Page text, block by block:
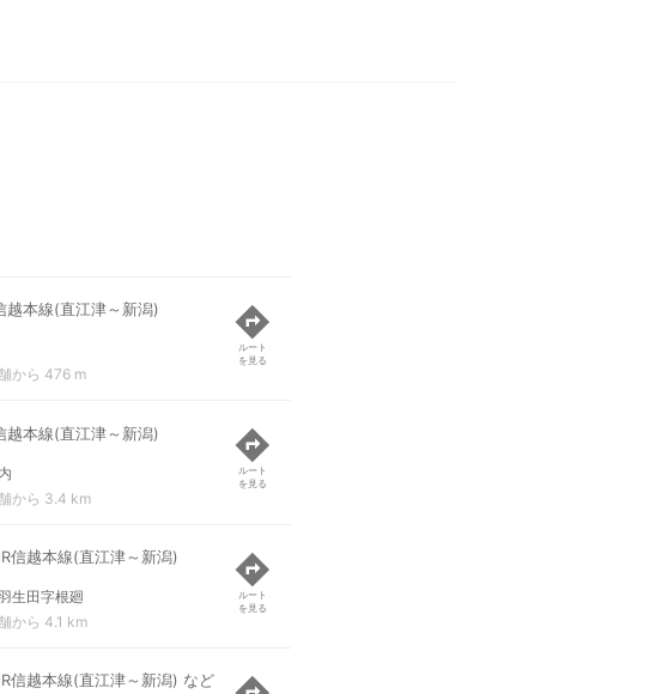
越本線(直江津～新潟)
から 476 m
ルート
を見る
越本線(直江津～新潟)
から 3.4 km
ルート
を見る
信越本線(直江津～新潟)
生田字根廻
から 4.1 km
ルート
を見る
信越本線(直江津～新潟) など